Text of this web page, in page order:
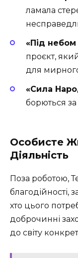
ламала
«Під небом
проєкт,
для
«Сила
борються
Особисте
Діяльність
Поза роботою,
хто цього
доброчинні
до світу